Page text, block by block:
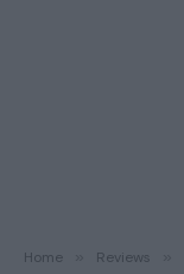
Home Reviews